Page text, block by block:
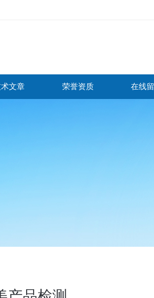
文章 荣誉资质 在线